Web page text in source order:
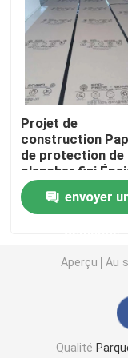
Revêtement de
Papier noir de
Ruban adhésif
Papier de petit
Papier coloré
Papier réutilisé
Projet de
construction
de protection de
plancher fini
1 mm Recyclable
envoyer
Aperçu Au
Qualité